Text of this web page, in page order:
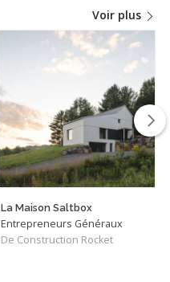
Voir plus
La Maison Saltbox
Entrepreneurs Généraux
De Construction Rocket